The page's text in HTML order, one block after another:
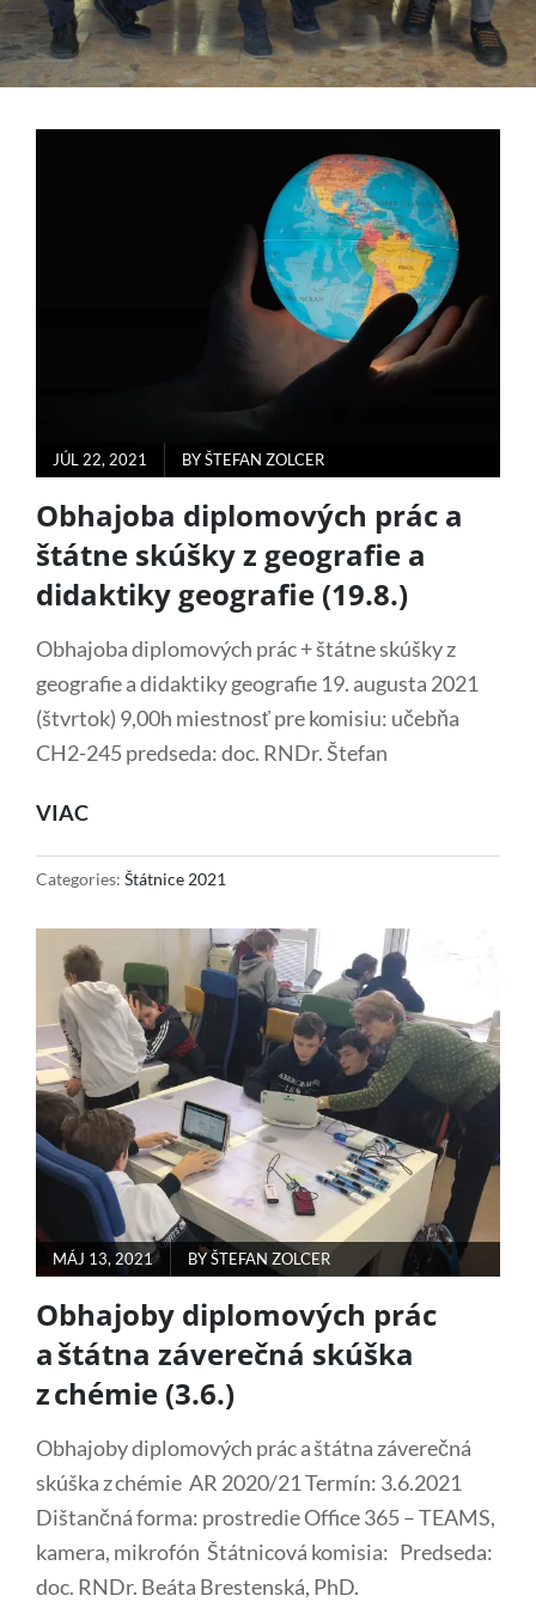
POSTED
ON
JÚL 22, 2021 BYŠTEFAN ZOLCER
Obhajoba diplomových prác a
štátne skúšky z geografie a
didaktiky geografie (19.8.)
Obhajoba diplomových prác + štátne skúšky z
geografie a didaktiky geografie 19. augusta 2021
(štvrtok) 9,00h miestnosť pre komisiu: učebňa
CH2-245 predseda: doc. RNDr. Štefan
VIACOBHAJOBA
PRÁC
ŠTÁTNE
SKÚŠKY
GEOGRAFIE
A
DIDAKTIKY
GEOGRAFIE
(19.8.)
Categories: Štátnice 2021
POSTED
ON
MÁJ 13, 2021 BYŠTEFAN ZOLCER
Obhajoby diplomových prác
a štátna záverečná skúška
z chémie (3.6.)
Obhajoby diplomových prác a štátna záverečná
skúška z chémie AR 2020/21 Termín: 3.6.2021
Dištančná forma: prostredie Office 365 – TEAMS,
kamera, mikrofón Štátnicová komisia: Predseda:
doc. RNDr. Beáta Brestenská, PhD.